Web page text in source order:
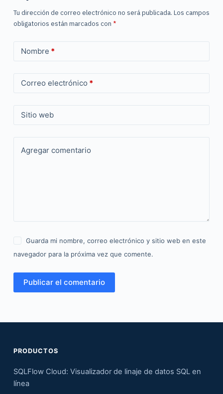
Tu dirección de correo electrónico no será publicada. Los campos
obligatorios están marcados con *
Nombre *
Correo electrónico *
Sitio web
Agregar comentario
Guarda mi nombre, correo electrónico y sitio web en este
navegador para la próxima vez que comente.
Publicar el comentario
PRODUCTOS
SQLFlow Cloud: Visualizador de linaje de datos SQL en
línea